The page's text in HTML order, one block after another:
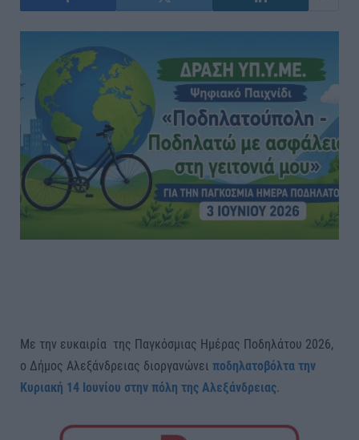
Με την ευκαιρία της Παγκόσμιας Ημέρας Ποδηλάτου 2026,
ο Δήμος Αλεξάνδρειας διοργανώνει ποδηλατοβόλτα την
Κυριακή 14 Ιουνίου στην πόλη της Αλεξάνδρειας.